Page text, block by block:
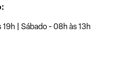
| Sábado - 08h às 13h